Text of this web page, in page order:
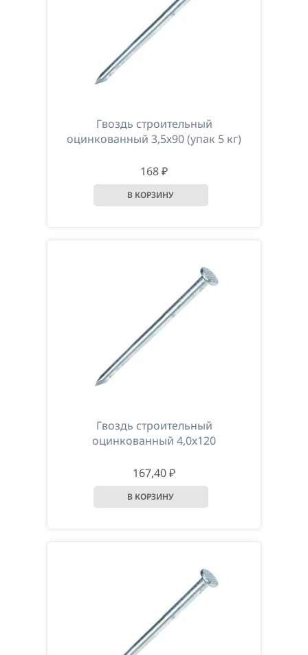
Гвоздь строительный
оцинкованный 3,5х90 (упак 5 кг)
168 ₽
Гвоздь строительный
оцинкованный 4,0х120
167,40 ₽